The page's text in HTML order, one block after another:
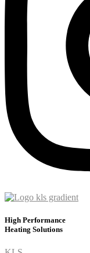
High Performance
Heating Solutions